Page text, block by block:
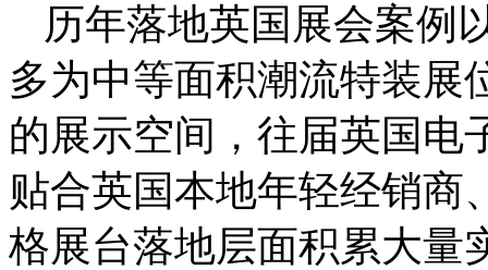
历年落地英国展会案例
多为中等面积潮流特装展
的展示空间，往届英国电
贴合英国本地年轻经销商
格展台落地层面积累大量